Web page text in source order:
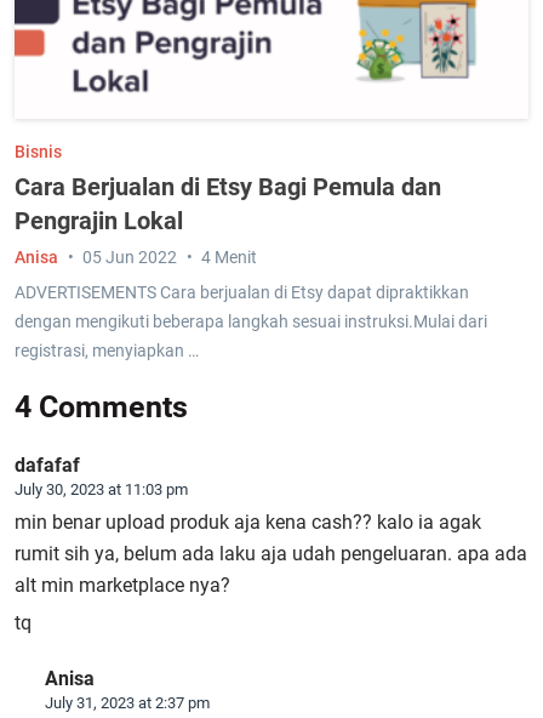
Bisnis
Cara Berjualan di Etsy Bagi Pemula dan
Pengrajin Lokal
ADVERTISEMENTS Cara berjualan di Etsy dapat dipraktikkan
dengan mengikuti beberapa langkah sesuai instruksi.Mulai dari
registrasi, menyiapkan …
Anisa 05 Jun 2022 4 Menit
4 Comments
dafafaf
July 30, 2023 at 11:03 pm
min benar upload produk aja kena cash?? kalo ia agak
rumit sih ya, belum ada laku aja udah pengeluaran. apa ada
alt min marketplace nya?
tq
Anisa
July 31, 2023 at 2:37 pm